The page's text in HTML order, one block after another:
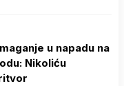
u napadu na
Nikoliću